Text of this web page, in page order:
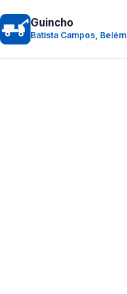
Guincho
Batista Campos, Belém